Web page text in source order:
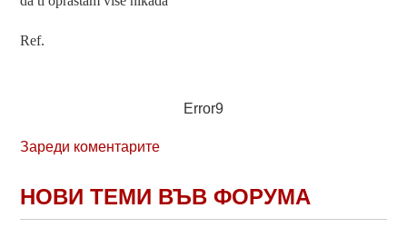
Ref.
Error9
Зареди коментарите
НОВИ ТЕМИ ВЪВ ФОРУМА